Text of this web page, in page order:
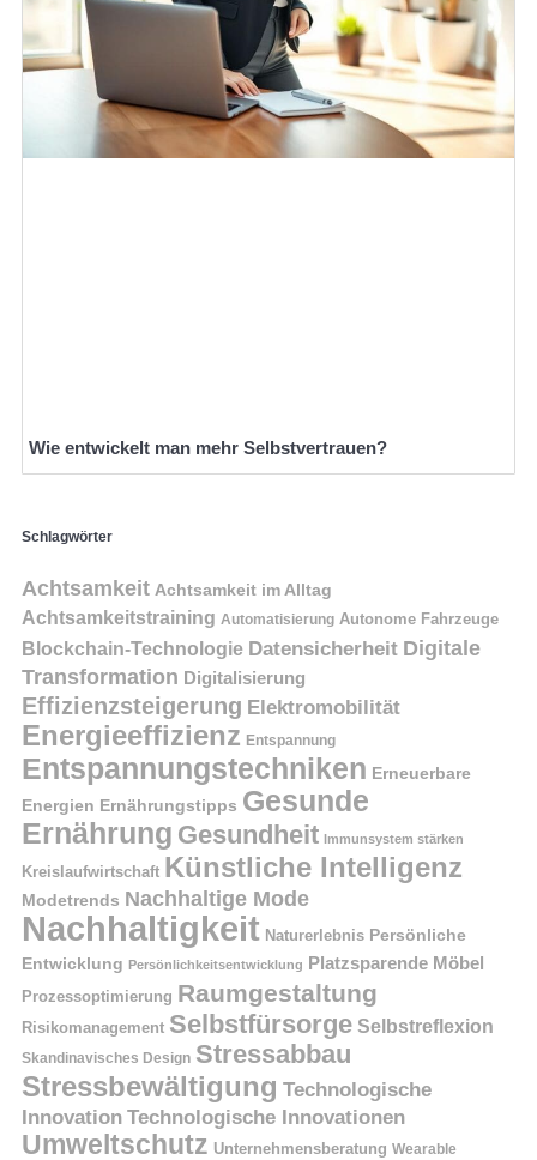
Wie entwickelt man mehr Selbstvertrauen?
Schlagwörter
Achtsamkeit Achtsamkeit im Alltag
Achtsamkeitstraining Automatisierung Autonome Fahrzeuge
Blockchain-Technologie Datensicherheit Digitale
Transformation Digitalisierung
Effizienzsteigerung Elektromobilität
Energieeffizienz Entspannung
Entspannungstechniken Erneuerbare
Energien Ernährungstipps Gesunde
Ernährung Gesundheit Immunsystem stärken
Kreislaufwirtschaft Künstliche Intelligenz
Modetrends Nachhaltige Mode
Nachhaltigkeit Naturerlebnis Persönliche
Entwicklung Persönlichkeitsentwicklung Platzsparende Möbel
Prozessoptimierung Raumgestaltung
Risikomanagement Selbstfürsorge Selbstreflexion
Skandinavisches Design Stressabbau
Stressbewältigung Technologische
Innovation Technologische Innovationen
Umweltschutz Unternehmensberatung Wearable